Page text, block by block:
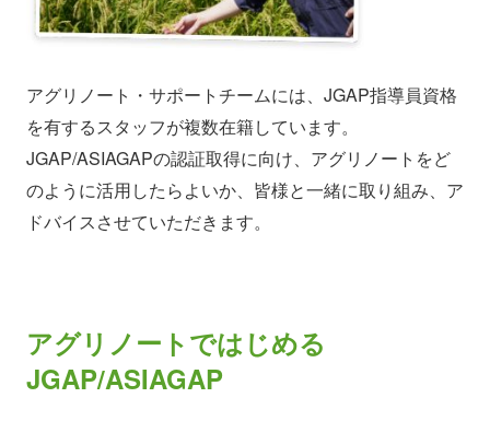
アグリノート・サポートチームには、JGAP指導員資格
を有するスタッフが複数在籍しています。
JGAP/ASIAGAPの認証取得に向け、アグリノートをど
のように活用したらよいか、皆様と一緒に取り組み、ア
ドバイスさせていただきます。
アグリノートではじめる
JGAP/ASIAGAP